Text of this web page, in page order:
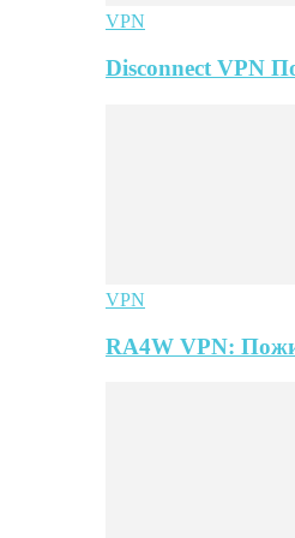
VPN
Disconnect VPN
VPN
RA4W VPN: